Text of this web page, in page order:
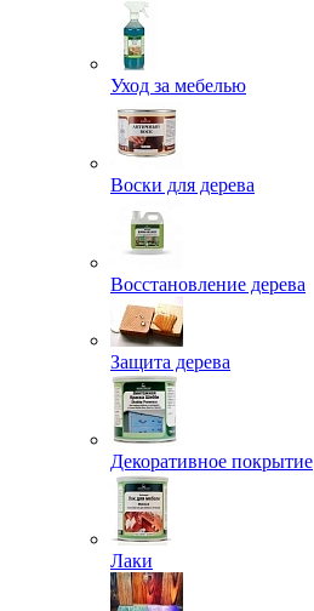
Уход за мебелью
Воски для дерева
Восстановление дерева
Защита дерева
Декоративное покрытие
Лаки